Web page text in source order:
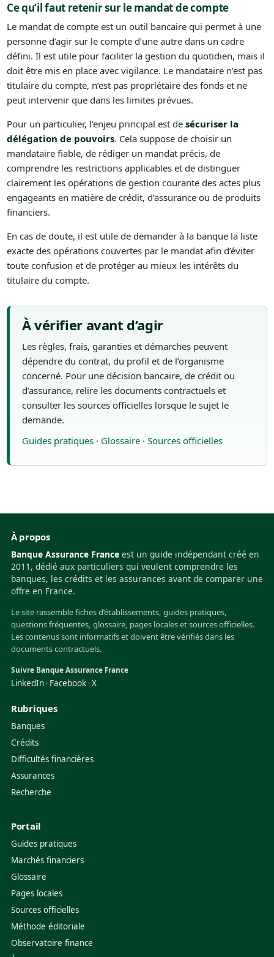
Ce qu’il faut retenir sur le mandat de compte
Le mandat de compte est un outil bancaire qui permet à une
personne d’agir sur le compte d’une autre dans un cadre
défini. Il est utile pour faciliter la gestion du quotidien, mais il
doit être mis en place avec vigilance. Le mandataire n’est pas
titulaire du compte, n’est pas propriétaire des fonds et ne
peut intervenir que dans les limites prévues.
Pour un particulier, l’enjeu principal est de sécuriser la
délégation de pouvoirs. Cela suppose de choisir un
mandataire fiable, de rédiger un mandat précis, de
comprendre les restrictions applicables et de distinguer
clairement les opérations de gestion courante des actes plus
engageants en matière de crédit, d’assurance ou de produits
financiers.
En cas de doute, il est utile de demander à la banque la liste
exacte des opérations couvertes par le mandat afin d’éviter
toute confusion et de protéger au mieux les intérêts du
titulaire du compte.
À vérifier avant d’agir
Les règles, frais, garanties et démarches peuvent
dépendre du contrat, du profil et de l’organisme
concerné. Pour une décision bancaire, de crédit ou
d’assurance, relire les documents contractuels et
consulter les sources officielles lorsque le sujet le
demande.
Guides pratiques· Glossaire· Sources officielles
À propos
Banque Assurance France est un guide indépendant créé en
2011, dédié aux particuliers qui veulent comprendre les
banques, les crédits et les assurances avant de comparer une
offre en France.
Le site rassemble fiches d’établissements, guides pratiques,
questions fréquentes, glossaire, pages locales et sources officielles.
Les contenus sont informatifs et doivent être vérifiés dans les
documents contractuels.
Suivre Banque Assurance France
LinkedIn · Facebook ·X
Rubriques
Banques
Crédits
Difficultés financières
Assurances
Recherche
Portail
Guides pratiques
Marchés financiers
Glossaire
Pages locales
Sources officielles
Méthode éditoriale
Observatoire finance